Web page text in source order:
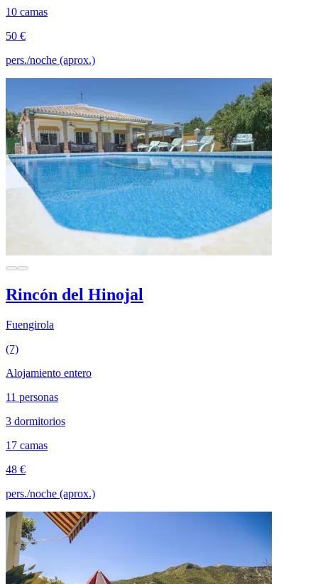
10 camas
50 €
pers./noche (aprox.)
Rincón del Hinojal
Fuengirola
(7)
Alojamiento entero
11 personas
3 dormitorios
17 camas
48 €
pers./noche (aprox.)